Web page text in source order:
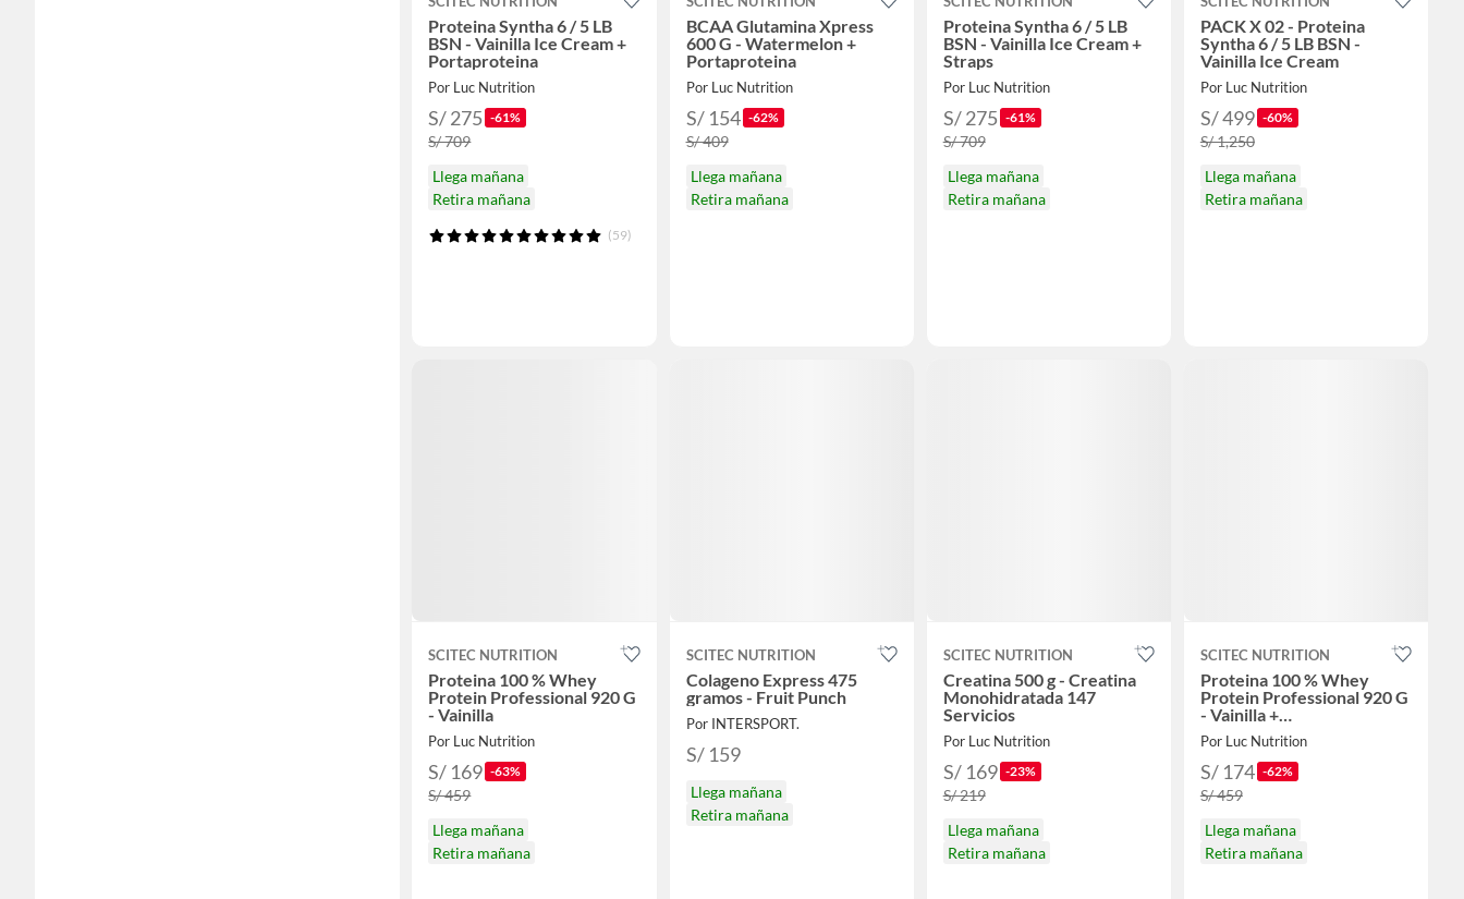
Proteina Syntha 6 / 5 LB
BSN - Vainilla Ice Cream +
Portaproteina
Por Luc Nutrition
S/ 275 -61%
S/ 709
Llega mañana
Retira mañana
(59)
BCAA Glutamina Xpress
600 G - Watermelon +
Portaproteina
Por Luc Nutrition
S/ 154 -62%
S/ 409
Llega mañana
Retira mañana
Proteina Syntha 6 / 5 LB
BSN - Vainilla Ice Cream +
Straps
Por Luc Nutrition
S/ 275 -61%
S/ 709
Llega mañana
Retira mañana
PACK X 02 - Proteina
Syntha 6 / 5 LB BSN -
Vainilla Ice Cream
Por Luc Nutrition
S/ 499 -60%
S/ 1,250
Llega mañana
Retira mañana
SCITEC NUTRITION
Proteina 100 % Whey
Protein Professional 920 G
- Vainilla
Por Luc Nutrition
S/ 169 -63%
S/ 459
Llega mañana
Retira mañana
SCITEC NUTRITION
Colageno Express 475
gramos - Fruit Punch
Por INTERSPORT.
S/ 159
Llega mañana
Retira mañana
SCITEC NUTRITION
Creatina 500 g - Creatina
Monohidratada 147
Servicios
Por Luc Nutrition
S/ 169 -23%
S/ 219
Llega mañana
Retira mañana
SCITEC NUTRITION
Proteina 100 % Whey
Protein Professional 920 G
- Vainilla +
PORTAPROTEINA
Por Luc Nutrition
S/ 174 -62%
S/ 459
Llega mañana
Retira mañana